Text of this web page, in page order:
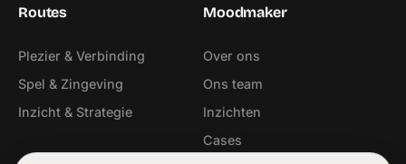
Routes
Plezier & Verbinding
Spel & Zingeving
Inzicht & Strategie
Moodmaker
Over ons
Ons team
Inzichten
Cases